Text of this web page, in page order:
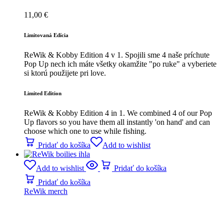
11,00 €
Limitovaná Edícia
ReWik & Kobby Edition 4 v 1. Spojili sme 4 naše príchute
Pop Up nech ich máte všetky okamžite "po ruke" a vyberiete
si ktorú použijete pri love.
Limited Edition
ReWik & Kobby Edition 4 in 1. We combined 4 of our Pop
Up flavors so you have them all instantly 'on hand' and can
choose which one to use while fishing.
Pridať do košíka
Add to wishlist
Add to wishlist
Pridať do košíka
Pridať do košíka
ReWik merch